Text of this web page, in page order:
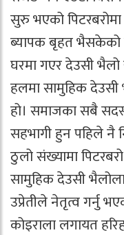
सुरु भएको
ब्यापक बृहत भैसकेको
घरमा गएर देउसी
हलमा सामुहिक देउसी
हो। समाजका सबै
सहभागी हुन पहिले नै
ठुलो संख्यामा
सामुहिक देउसी
उप्रेतीले नेतृत्व गर्नु
कोइराला लगायत